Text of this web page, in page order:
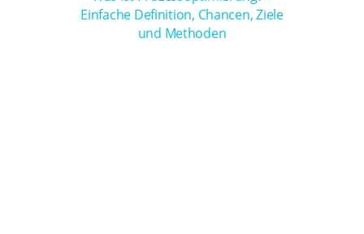
Einfache Definition, Chancen, Ziele
und Methoden